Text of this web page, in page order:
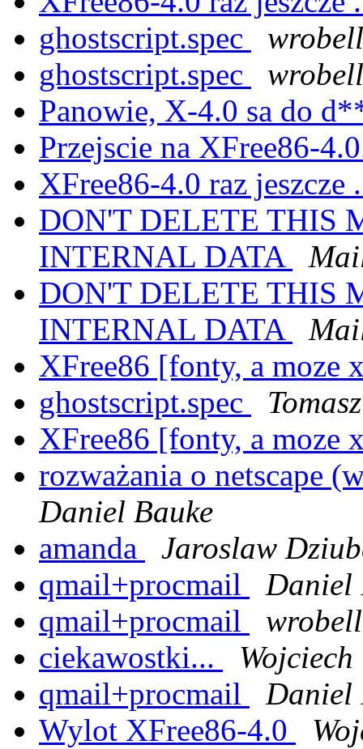
ghostscript.spec
wrobell
ghostscript.spec
wrobell
Panowie, X-4.0 sa do
Przejscie na XFree86-
XFree86-4.0 raz jeszcze
DON'T DELETE THIS
INTERNAL DATA
DON'T DELETE THIS
INTERNAL DATA
XFree86 [fonty, a moze
ghostscript.spec
XFree86 [fonty, a moze
rozważania o netscape
Daniel Bauke
amanda
Jaroslaw
qmail+procmail
Daniel
qmail+procmail
wrobell
ciekawostki...
qmail+procmail
Daniel
Wylot XFree86-4.0